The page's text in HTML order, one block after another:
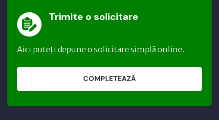
Trimite o solicitare
Aici puteți depune o solicitare simplă online.
COMPLETEAZĂ